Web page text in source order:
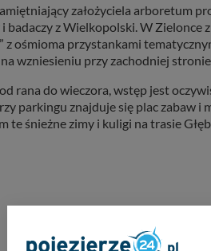
założyciela arboretum
badaczy z Wielkopolski. W Zielonce
z ośmioma przystankami
wzniesieniu przy zachodniej
rana do wieczora, wstęp jest
parkingu znajduje się plac zabaw
te śnieżne zimy i kuligi na trasie